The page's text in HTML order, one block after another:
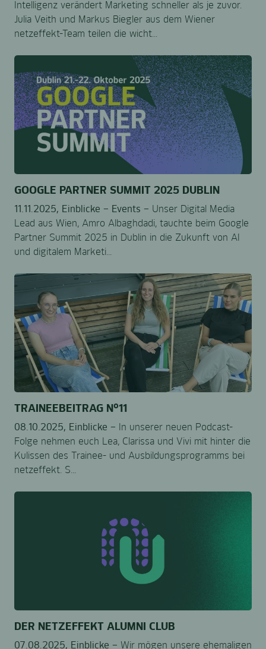
Intelligenz verändert Marketing schneller als je zuvor.
Julia Veith und Markus Biegler aus dem Wiener
netzeffekt-Team teilen die wicht...
GOOGLE PARTNER SUMMIT 2025 DUBLIN
11.11.2025, Einblicke – Events – Unser Digital Media
Lead aus Wien, Amro Albaghdadi, tauchte beim Google
Partner Summit 2025 in Dublin in die Zukunft von AI
und digitalem Marketi...
TRAINEEBEITRAG N°11
08.10.2025, Einblicke – In unserer neuen Podcast-
Folge nehmen euch Lea, Clarissa und Vivi mit hinter die
Kulissen des Trainee- und Ausbildungsprogramms bei
netzeffekt. S...
DER NETZEFFEKT ALUMNI CLUB
07.08.2025, Einblicke – Wir mögen unsere ehemaligen